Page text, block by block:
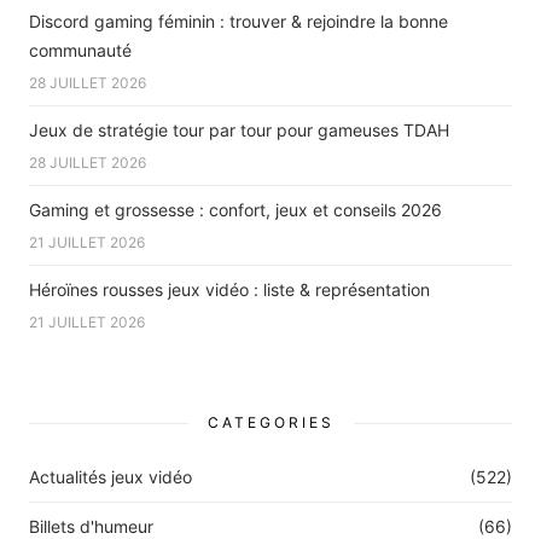
Discord gaming féminin : trouver & rejoindre la bonne
communauté
28 JUILLET 2026
Jeux de stratégie tour par tour pour gameuses TDAH
28 JUILLET 2026
Gaming et grossesse : confort, jeux et conseils 2026
21 JUILLET 2026
Héroïnes rousses jeux vidéo : liste & représentation
21 JUILLET 2026
CATEGORIES
Actualités jeux vidéo (522)
Billets d'humeur (66)